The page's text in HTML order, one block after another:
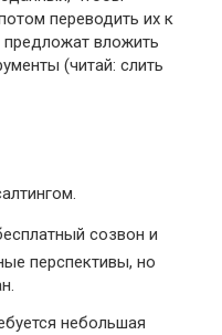
переводить их к
предложат вложить
(читай: слить
созвон и
перспективы, но
небольшая